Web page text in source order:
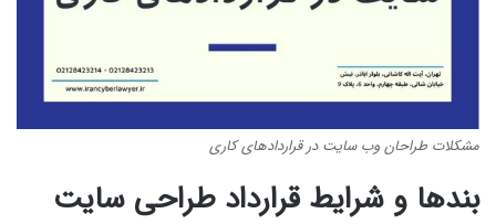
مشکلات طراحان وب سایت در قراردادهای کاری
بندها و شرایط قرارداد طراحی سایت